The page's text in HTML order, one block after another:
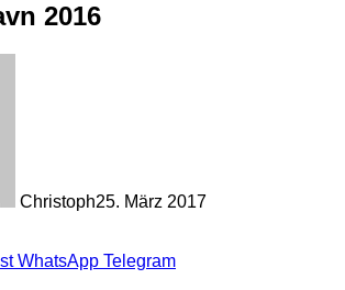
2016
Christoph25. März 2017
WhatsApp Telegram